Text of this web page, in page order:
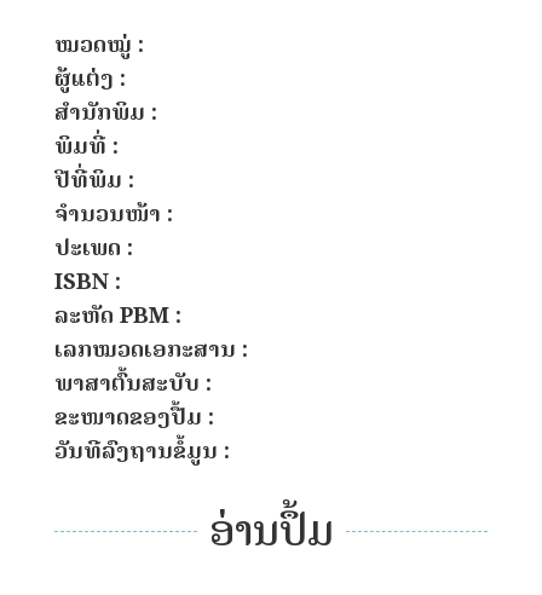
ໝວດໝູ່ :
ຜູ້ແຕ່ງ :
ສຳນັກພິມ :
ພິມທີ່ :
ປີທີ່ພິມ :
ຈຳນວນໜ້າ :
ປະເພດ :
ISBN :
ລະຫັດ PBM :
ເລກໝວດເອກະສານ :
ພາສາຕົ້ນສະບັບ :
ຂະໜາດຂອງປື້ມ :
ວັນທີລົງຖານຂໍ້ມູນ :
ອ່ານປຶ້ມ